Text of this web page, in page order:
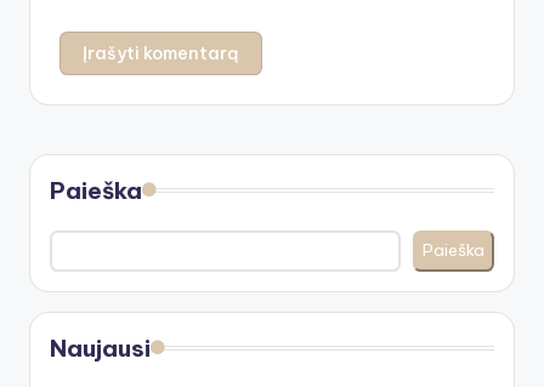
Paieška
Paieška
Naujausi